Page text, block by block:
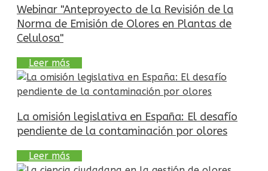
Webinar "Anteproyecto de la Revisión de la
Norma de Emisión de Olores en Plantas de
Celulosa"
Leer más
La omisión legislativa en España: El desafío
pendiente de la contaminación por olores
Leer más